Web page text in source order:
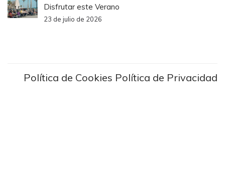
Disfrutar este Verano
23 de julio de 2026
Política de Cookies Política de Privacidad